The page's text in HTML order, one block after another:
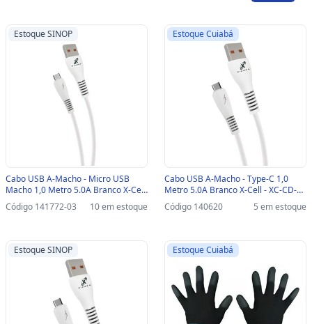
Estoque SINOP
Cabo USB A-Macho - Micro USB
Macho 1,0 Metro 5.0A Branco X-Cell
- XC-CD-126-SINOP-03 - XC-CD-126
Código 141772-03 10 em estoque
Estoque Cuiabá
Cabo USB A-Macho - Type-C 1,0
Metro 5.0A Branco X-Cell - XC-CD-
127 - XC-CD-127
Código 140620 5 em estoque
Estoque SINOP Estoque Cuiabá